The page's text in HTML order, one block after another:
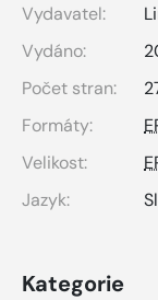
Vydavatel:
Vydáno:
Počet stran:
Formáty:
Velikost:
Jazyk:
Kategorie